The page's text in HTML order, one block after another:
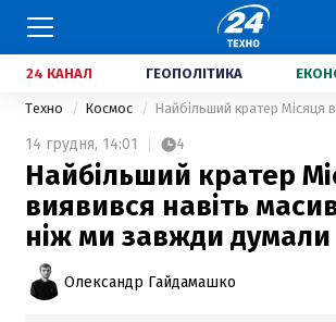
24 КАНАЛ ГЕОПОЛІТИКА
Техно Космос
14 грудня, 14:01 4
Найбільший кратер
виявився навіть
ніж ми завжди думали
Олександр Гайдамашко